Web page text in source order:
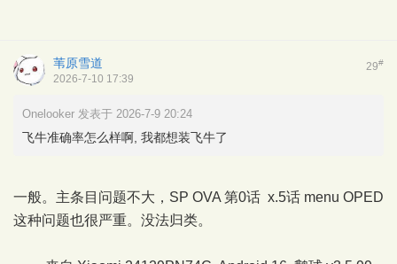
29#
苇原雪道
2026-7-10 17:39
Onelooker 发表于 2026-7-9 20:24
飞牛准确率怎么样啊, 我都想装飞牛了
一般。主条目问题不大，SP OVA 第0话 x.5话 menu OPED
这种问题也很严重。没法归类。